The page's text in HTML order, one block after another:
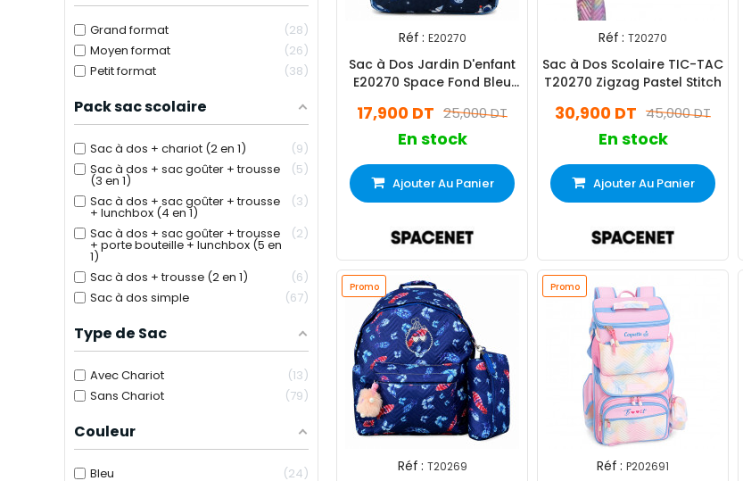
Grand format
28
Moyen format
26
Petit format
38
Pack sac scolaire
Sac à dos + chariot (2 en 1)
9
Sac à dos + sac goûter + trousse
(3 en 1)
5
Sac à dos + sac goûter + trousse
+ lunchbox (4 en 1)
3
Sac à dos + sac goûter + trousse
+ porte bouteille + lunchbox (5 en
1)
2
Sac à dos + trousse (2 en 1)
6
Sac à dos simple
67
Type de Sac
Avec Chariot
13
Sans Chariot
79
Couleur
Bleu
24
Réf : E20270
Sac à Dos Jardin D'enfant
E20270 Space Fond Bleu
25,000 DT
17,900 DT
En stock
Ajouter Au Panier
Réf : T20270
Sac à Dos Scolaire TIC-TAC
T20270 Zigzag Pastel Stitch
45,000 DT
30,900 DT
En stock
Ajouter Au Panier
Promo
Réf : T20269
Promo
Réf : P202691